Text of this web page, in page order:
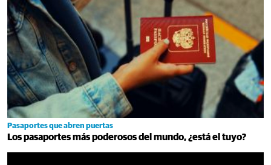
Pasaportes que abren puertas
Los pasaportes más poderosos del mundo, ¿está el tuyo?